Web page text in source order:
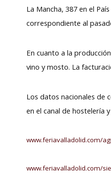
La Mancha, 387 en el
correspondiente al
En cuanto a la
vino y mosto. La
Los datos nacionales de
en el canal de hostelería
www.feriavalladolid.com/
www.feriavalladolid.com/